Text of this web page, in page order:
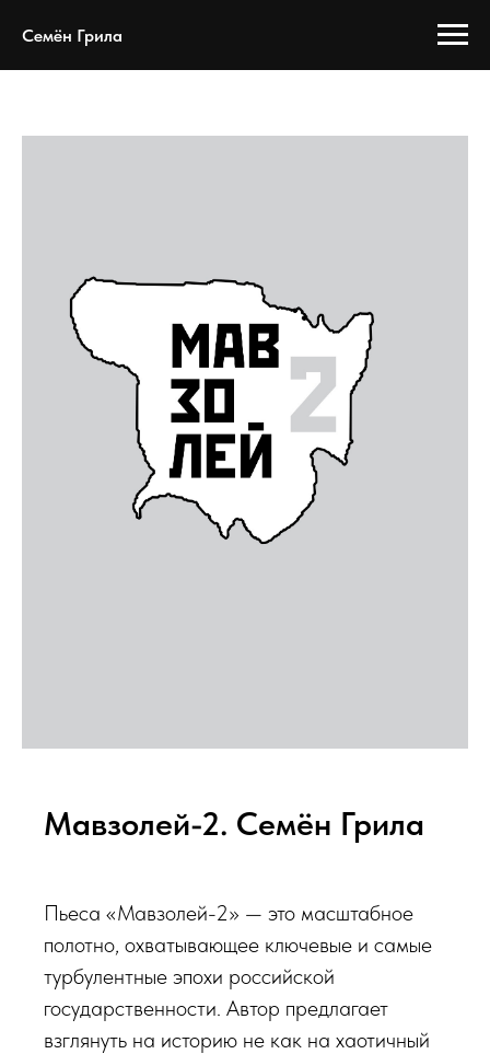
Семён Грила
Мавзолей-2. Семён Грила
Пьеса «Мавзолей-2» — это масштабное
полотно, охватывающее ключевые и самые
турбулентные эпохи российской
государственности. Автор предлагает
взглянуть на историю не как на хаотичный